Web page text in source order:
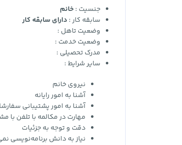
جنسیت :خانم
سابقه کار : دارای سابقه کار
وضعیت تاهل :
وضعیت خدمت :
مدرک تحصیلی :
سایر شرایط :
نیروی خانم
آشنا به امور رایانه
آشنا به امور پشتیبانی
مهارت در مکالمه با تلفن با
دقت و توجه به جزئیات
نیاز به دانش برنامه‌نویسی